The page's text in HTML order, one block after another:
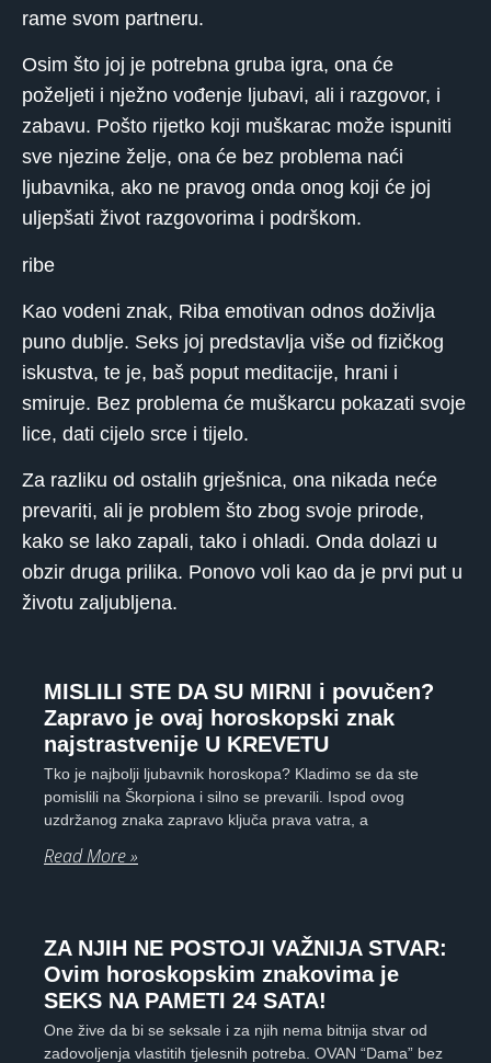
rame svom partneru.
Osim što joj je potrebna gruba igra, ona će
poželjeti i nježno vođenje ljubavi, ali i razgovor, i
zabavu. Pošto rijetko koji muškarac može ispuniti
sve njezine želje, ona će bez problema naći
ljubavnika, ako ne pravog onda onog koji će joj
uljepšati život razgovorima i podrškom.
ribe
Kao vodeni znak, Riba emotivan odnos doživlja
puno dublje. Seks joj predstavlja više od fizičkog
iskustva, te je, baš poput meditacije, hrani i
smiruje. Bez problema će muškarcu pokazati svoje
lice, dati cijelo srce i tijelo.
Za razliku od ostalih grješnica, ona nikada neće
prevariti, ali je problem što zbog svoje prirode,
kako se lako zapali, tako i ohladi. Onda dolazi u
obzir druga prilika. Ponovo voli kao da je prvi put u
životu zaljubljena.
MISLILI STE DA SU MIRNI i povučen?
Zapravo je ovaj horoskopski znak
najstrastvenije U KREVETU
Tko je najbolji ljubavnik horoskopa? Kladimo se da ste
pomislili na Škorpiona i silno se prevarili. Ispod ovog
uzdržanog znaka zapravo ključa prava vatra, a
Read More »
ZA NJIH NE POSTOJI VAŽNIJA STVAR:
Ovim horoskopskim znakovima je
SEKS NA PAMETI 24 SATA!
One žive da bi se seksale i za njih nema bitnija stvar od
zadovoljenja vlastitih tjelesnih potreba. OVAN “Dama” bez